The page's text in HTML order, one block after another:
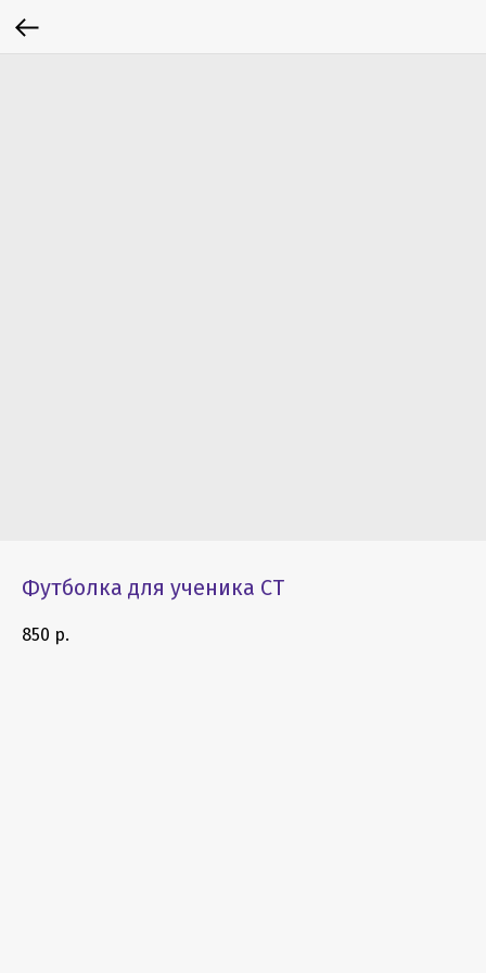
Футболка для ученика СТ
850 р.